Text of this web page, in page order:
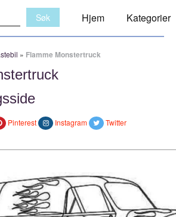
Hjem Kategorier
» Flamme Monstertruck
Pinterest Instagram Twitter